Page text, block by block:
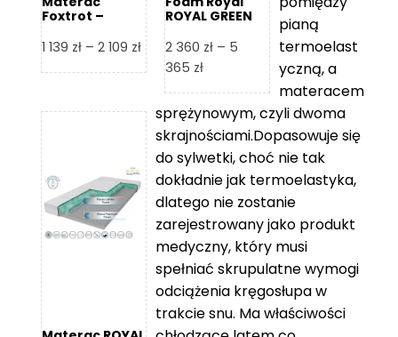
Foxtrot –
1 139 zł – 2 109 złZakres
cen:
1
139 zł
do
2
109 zł
ROYAL GREEN
piankowy
2 360 zł – 5
365 złZakres
od
2
360 zł
5
365 zł
pianą
termoelast
yczną, a
materacem
sprężynowym, czyli dwoma
skrajnościami.Dopasowuje się
do sylwetki, choć nie tak
dokładnie jak termoelastyka,
dlatego nie zostanie
zarejestrowany jako produkt
medyczny, który musi
spełniać skrupulatne wymogi
odciążenia kręgosłupa w
trakcie snu. Ma właściwości